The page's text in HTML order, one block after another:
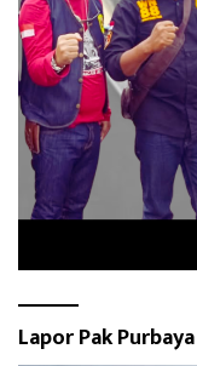
Lapor Pak Purbaya